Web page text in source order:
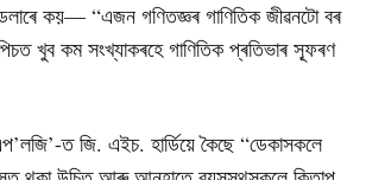
কয়— “এজন গণিতজ্ঞৰ গাণিতিক জীৱনটো বৰ
খুব কম সংখ্যাকৰহে গাণিতিক প্ৰতিভাৰ স্ফূৰণ
ত জি. এইচ. হাৰ্ডিয়ে কৈছে “ডেকাসকলে